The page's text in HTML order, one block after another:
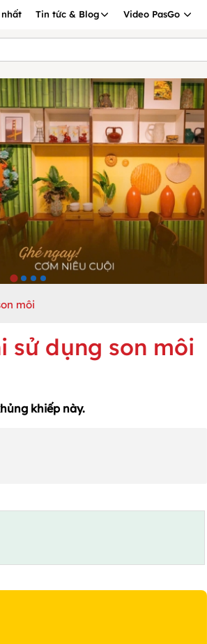
nhất Tin tức & Blog Video PasGo
môi
sử dụng son môi
khiếp này.